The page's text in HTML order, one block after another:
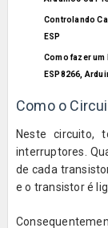
Controlando
ESP
Como fazer
ESP8266,
Como o
Neste circuito,
interruptores.
de cada
e o transistor é